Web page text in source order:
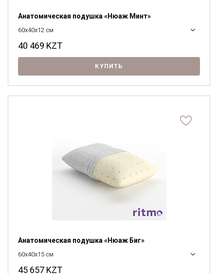
Анатомическая подушка «Нюаж Минт»
60x40x12 см
40 469 KZT
КУПИТЬ
Анатомическая подушка «Нюаж Биг»
60x40x15 см
45 657 KZT